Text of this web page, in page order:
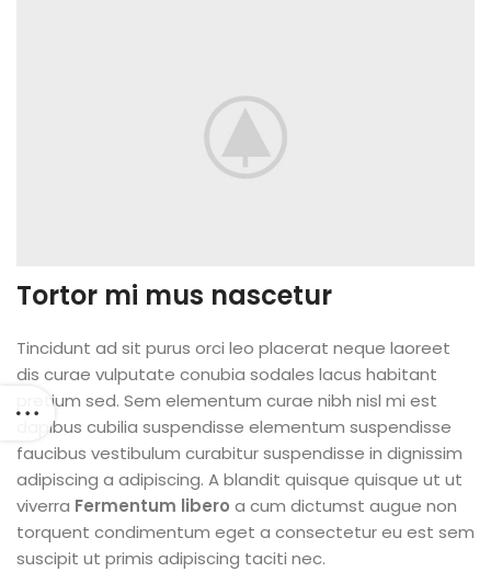
Tortor mi mus nascetur
Tincidunt ad sit purus orci leo placerat neque laoreet
dis curae vulputate conubia sodales lacus habitant
pretium sed. Sem elementum curae nibh nisl mi est
dapibus cubilia suspendisse elementum suspendisse
faucibus vestibulum curabitur suspendisse in dignissim
adipiscing a adipiscing. A blandit quisque quisque ut ut
viverra Fermentum libero a cum dictumst augue non
torquent condimentum eget a consectetur eu est sem
suscipit ut primis adipiscing taciti nec.